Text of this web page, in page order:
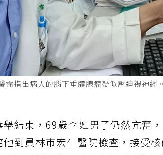
霈指出病人的腦下垂體腺瘤疑似壓迫視神經
結束，69歲李姓男子仍然亢奮
到員林市宏仁醫院檢查，接受